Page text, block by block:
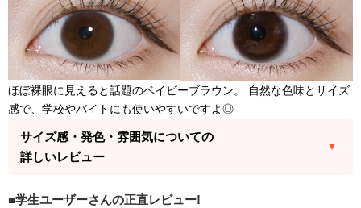
ほぼ裸眼に見えると話題のベイビーブラウン。 自然な色味とサイズ
感で、学校やバイトにも使いやすいですよ◎
サイズ感・発色・雰囲気についての
詳しいレビュー
学生ユーザーさんの正直レビュー!